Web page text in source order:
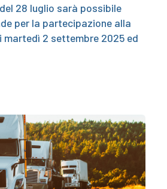
28 luglio sarà possibile
per la partecipazione alla
martedì 2 settembre 2025 ed